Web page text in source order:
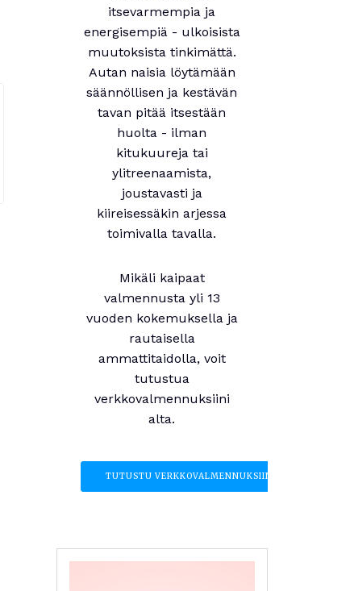
itsevarmempia ja
energisempiä - ulkoisista
muutoksista tinkimättä.
Autan naisia löytämään
säännöllisen ja kestävän
tavan pitää itsestään
huolta - ilman
kitukuureja tai
ylitreenaamista,
joustavasti ja
kiireisessäkin arjessa
toimivalla tavalla.
Mikäli kaipaat
valmennusta yli 13
vuoden kokemuksella ja
rautaisella
ammattitaidolla, voit
tutustua
verkkovalmennuksiini
alta.
TUTUSTU VERKKOVALMENNUKSIIN